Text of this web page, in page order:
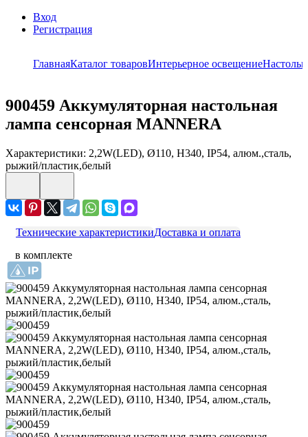
Вход
Регистрация
ГлавнаяКаталог товаровИнтерьерное освещение
900459 Аккумуляторная настольная
лампа сенсорная MANNERA
Характеристики: 2,2W(LED), Ø110, H340, IP54, алюм.,сталь,
рыжий/пластик,белый
Технические характеристикиДоставка и оплата
в комплекте